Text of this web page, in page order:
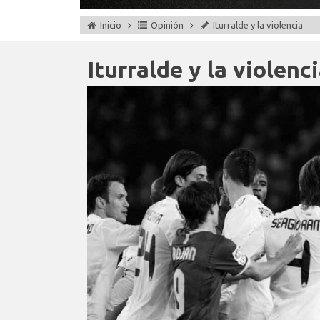
Inicio Opinión Iturralde y la violencia
Iturralde y la